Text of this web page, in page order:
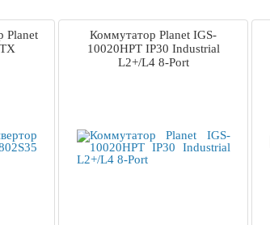
Planet
Коммутатор Planet IGS-
10020HPT IP30 Industrial
L2+/L4 8-Port